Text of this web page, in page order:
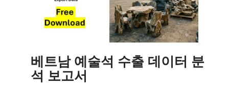
베트남 예술석 수출 데이터 분
석 보고서